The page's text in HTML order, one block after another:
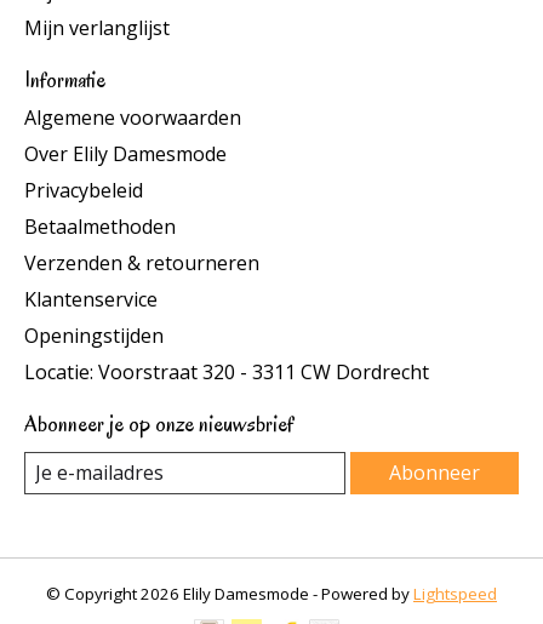
Mijn verlanglijst
Informatie
Algemene voorwaarden
Over Elily Damesmode
Privacybeleid
Betaalmethoden
Verzenden & retourneren
Klantenservice
Openingstijden
Locatie: Voorstraat 320 - 3311 CW Dordrecht
Abonneer je op onze nieuwsbrief
Abonneer
© Copyright 2026 Elily Damesmode - Powered byLightspeed